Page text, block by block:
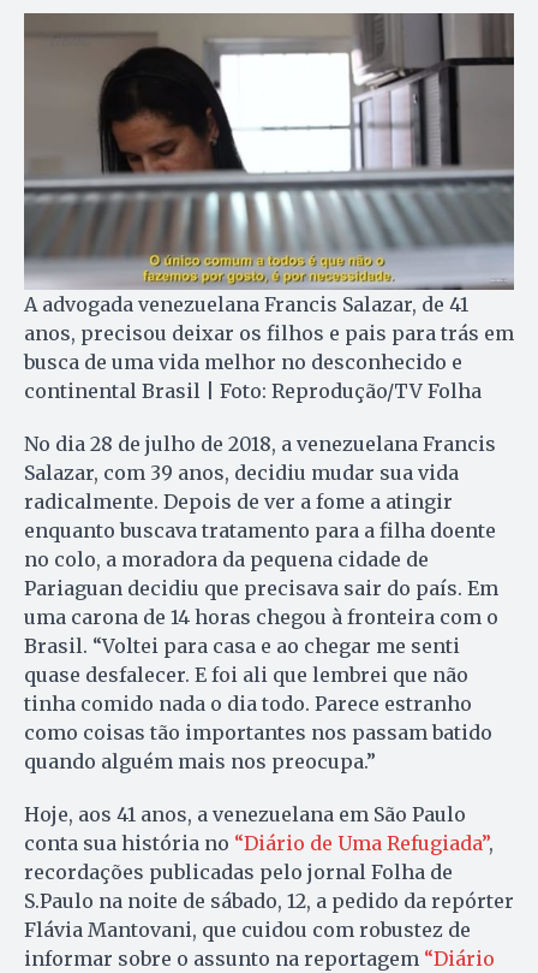
A advogada venezuelana Francis Salazar, de 41
anos, precisou deixar os filhos e pais para trás em
busca de uma vida melhor no desconhecido e
continental Brasil | Foto: Reprodução/TV Folha
No dia 28 de julho de 2018, a venezuelana Francis
Salazar, com 39 anos, decidiu mudar sua vida
radicalmente. Depois de ver a fome a atingir
enquanto buscava tratamento para a filha doente
no colo, a moradora da pequena cidade de
Pariaguan decidiu que precisava sair do país. Em
uma carona de 14 horas chegou à fronteira com o
Brasil. “Voltei para casa e ao chegar me senti
quase desfalecer. E foi ali que lembrei que não
tinha comido nada o dia todo. Parece estranho
como coisas tão importantes nos passam batido
quando alguém mais nos preocupa.”
Hoje, aos 41 anos, a venezuelana em São Paulo
conta sua história no “Diário de Uma Refugiada”,
recordações publicadas pelo jornal Folha de
S.Paulo na noite de sábado, 12, a pedido da repórter
Flávia Mantovani, que cuidou com robustez de
informar sobre o assunto na reportagem “Diário